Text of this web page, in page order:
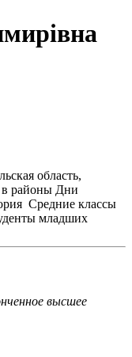
область,
районы Дни
Средние классы
младших
высшее